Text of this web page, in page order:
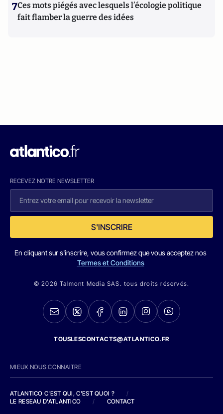
7Ces mots piégés avec lesquels l’écologie politique
fait flamber la guerre des idées
RECEVEZ NOTRE NEWSLETTER
S'INSCRIRE
En cliquant sur s'inscrire, vous confirmez que vous acceptez nos
Termes et Conditions
© 2026 Talmont Media SAS. tous droits réservés.
TOUSLESCONTACTS@ATLANTICO.FR
MIEUX NOUS CONNAITRE
ATLANTICO C'EST QUI, C'EST QUOI ?
/
LE RESEAU D'ATLANTICO
/ CONTACT